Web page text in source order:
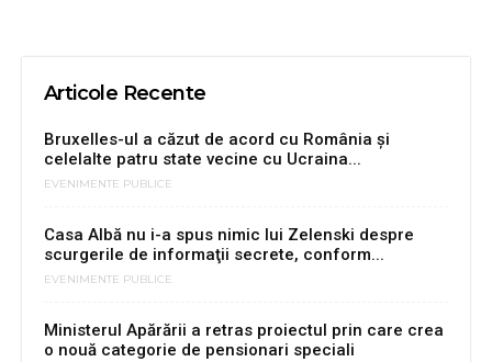
Articole Recente
Bruxelles-ul a căzut de acord cu România și
celelalte patru state vecine cu Ucraina...
EVENIMENTE PUBLICE
Casa Albă nu i-a spus nimic lui Zelenski despre
scurgerile de informaţii secrete, conform...
EVENIMENTE PUBLICE
Ministerul Apărării a retras proiectul prin care crea
o nouă categorie de pensionari speciali